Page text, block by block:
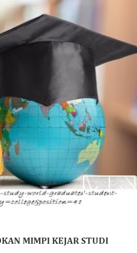
MIMPI KEJAR STUDI